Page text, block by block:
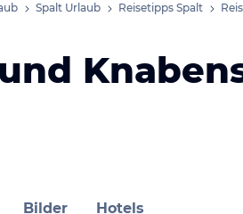
Spalt Urlaub Reisetipps Spalt
Bilder Hotels